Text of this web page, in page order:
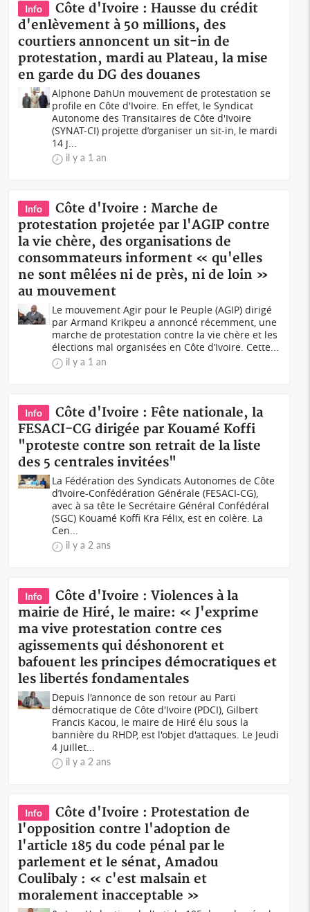
Info
Côte d'Ivoire : Hausse du crédit
d'enlèvement à 50 millions, des
courtiers annoncent un sit-in de
protestation, mardi au Plateau, la mise
en garde du DG des douanes
Alphone DahUn mouvement de protestation se
profile en Côte d'Ivoire. En effet, le Syndicat
Autonome des Transitaires de Côte d'Ivoire
(SYNAT-CI) projette d’organiser un sit-in, le mardi
14 j...
il y a 1 an
Info
Côte d'Ivoire : Marche de
protestation projetée par l'AGIP contre
la vie chère, des organisations de
consommateurs informent « qu'elles
ne sont mêlées ni de près, ni de loin »
au mouvement
Le mouvement Agir pour le Peuple (AGIP) dirigé
par Armand Krikpeu a annoncé récemment, une
marche de protestation contre la vie chère et les
élections mal organisées en Côte d’Ivoire. Cette...
il y a 1 an
Info
Côte d'Ivoire : Fête nationale, la
FESACI-CG dirigée par Kouamé Koffi
"proteste contre son retrait de la liste
des 5 centrales invitées"
La Fédération des Syndicats Autonomes de Côte
d’Ivoire-Confédération Générale (FESACI-CG),
avec à sa tête le Secrétaire Général Confédéral
(SGC) Kouamé Koffi Kra Félix, est en colère. La
Cen...
il y a 2 ans
Info
Côte d'Ivoire : Violences à la
mairie de Hiré, le maire: « J'exprime
ma vive protestation contre ces
agissements qui déshonorent et
bafouent les principes démocratiques et
les libertés fondamentales
Depuis l'annonce de son retour au Parti
démocratique de Côte d'Ivoire (PDCI), Gilbert
Francis Kacou, le maire de Hiré élu sous la
bannière du RHDP, est l'objet d'attaques. Le Jeudi
4 juillet...
il y a 2 ans
Info
Côte d'Ivoire : Protestation de
l'opposition contre l'adoption de
l'article 185 du code pénal par le
parlement et le sénat, Amadou
Coulibaly : « c'est malsain et
moralement inacceptable »